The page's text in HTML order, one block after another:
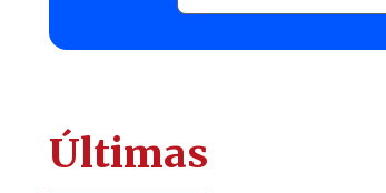
Últimas